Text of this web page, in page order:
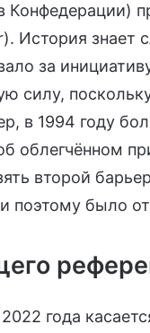
Конфедерации)
История знает
за
силу,
в 1994 году
облегчённом
второй
поэтому было
года